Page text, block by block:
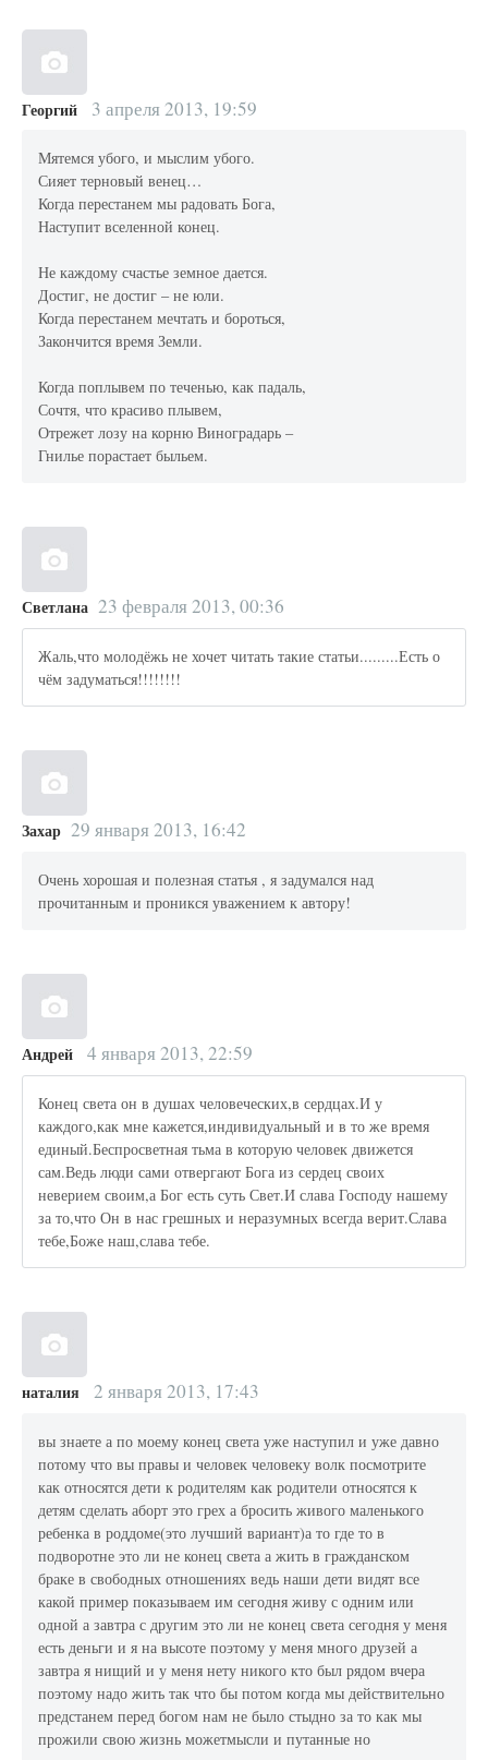
Георгий 3 апреля 2013, 19:59
Мятемся убого, и мыслим убого.
Сияет терновый венец…
Когда перестанем мы радовать Бога,
Наступит вселенной конец.
Не каждому счастье земное дается.
Достиг, не достиг – не юли.
Когда перестанем мечтать и бороться,
Закончится время Земли.
Когда поплывем по теченью, как падаль,
Сочтя, что красиво плывем,
Отрежет лозу на корню Виноградарь –
Гнилье порастает быльем.
Светлана 23 февраля 2013, 00:36
Жаль,что молодёжь не хочет читать такие статьи.........Есть о
чём задуматься!!!!!!!!
Захар 29 января 2013, 16:42
Очень хорошая и полезная статья , я задумался над
прочитанным и проникся уважением к автору!
Андрей 4 января 2013, 22:59
Конец света он в душах человеческих,в сердцах.И у
каждого,как мне кажется,индивидуальный и в то же время
единый.Беспросветная тьма в которую человек движется
сам.Ведь люди сами отвергают Бога из сердец своих
неверием своим,а Бог есть суть Свет.И слава Господу нашему
за то,что Он в нас грешных и неразумных всегда верит.Слава
тебе,Боже наш,слава тебе.
наталия 2 января 2013, 17:43
вы знаете а по моему конец света уже наступил и уже давно
потому что вы правы и человек человеку волк посмотрите
как относятся дети к родителям как родители относятся к
детям сделать аборт это грех а бросить живого маленького
ребенка в роддоме(это лучший вариант)а то где то в
подворотне это ли не конец света а жить в гражданском
браке в свободных отношениях ведь наши дети видят все
какой пример показываем им сегодня живу с одним или
одной а завтра с другим это ли не конец света сегодня у меня
есть деньги и я на высоте поэтому у меня много друзей а
завтра я нищий и у меня нету никого кто был рядом вчера
поэтому надо жить так что бы потом когда мы действительно
предстанем перед богом нам не было стыдно за то как мы
прожили свою жизнь можетмысли и путанные но